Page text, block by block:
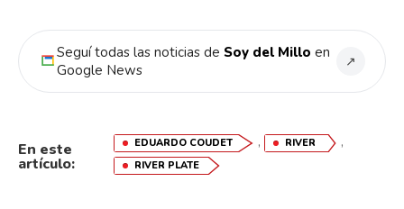
Seguí todas las noticias de Soy del Millo en
Google News
↗
En este
artículo:
EDUARDO COUDET , RIVER ,
RIVER PLATE